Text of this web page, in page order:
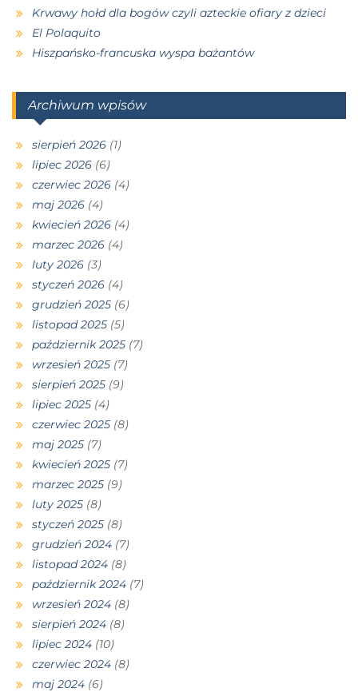
Krwawy hołd dla bogów czyli azteckie ofiary z dzieci
El Polaquito
Hiszpańsko-francuska wyspa bażantów
Archiwum wpisów
sierpień 2026 (1)
lipiec 2026 (6)
czerwiec 2026 (4)
maj 2026 (4)
kwiecień 2026 (4)
marzec 2026 (4)
luty 2026 (3)
styczeń 2026 (4)
grudzień 2025 (6)
listopad 2025 (5)
październik 2025 (7)
wrzesień 2025 (7)
sierpień 2025 (9)
lipiec 2025 (4)
czerwiec 2025 (8)
maj 2025 (7)
kwiecień 2025 (7)
marzec 2025 (9)
luty 2025 (8)
styczeń 2025 (8)
grudzień 2024 (7)
listopad 2024 (8)
październik 2024 (7)
wrzesień 2024 (8)
sierpień 2024 (8)
lipiec 2024 (10)
czerwiec 2024 (8)
maj 2024 (6)